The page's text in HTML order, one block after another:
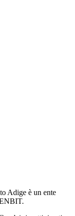
Adige è un ente